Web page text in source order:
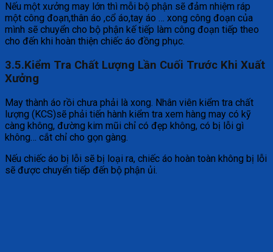
Nếu một xưởng may lớn thì mỗi bộ phận sẽ đảm nhiệm ráp
một công đoạn,thân áo ,cổ áo,tay áo … xong công đoạn của
mình sẽ chuyển cho bộ phận kế tiếp làm công đoạn tiếp theo
cho đến khi hoàn thiện chiếc áo đồng phục.
3.5.Kiểm Tra Chất Lượng Lần Cuối Trước Khi Xuất
Xưởng
May thành áo rồi chưa phải là xong. Nhân viên kiểm tra chất
lượng (KCS)sẽ phải tiến hành kiểm tra xem hàng may có kỹ
càng không, đường kim mũi chỉ có đẹp không, có bị lỗi gì
không… cắt chỉ cho gọn gàng.
Nếu chiếc áo bị lỗi sẽ bị loại ra, chiếc áo hoàn toàn không bị lỗi
sẽ được chuyển tiếp đến bộ phận ủi.